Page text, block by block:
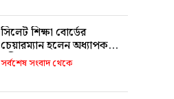
সিলেট শিক্ষা বোর্ডের
চেয়ারম্যান হলেন অধ্যাপক
শহীদুল আলম
সর্বশেষ সংবাদ থেকে